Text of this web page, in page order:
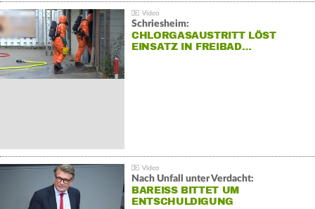
Schriesheim:
CHLORGASAUSTRITT LÖST
EINSATZ IN FREIBAD…
Nach Unfall unter Verdacht:
BAREISS BITTET UM E
NTSCHULDIGUNG